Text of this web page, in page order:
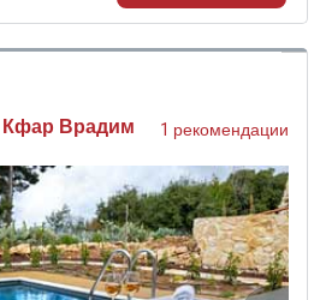
Кфар Врадим 1 рекомендации